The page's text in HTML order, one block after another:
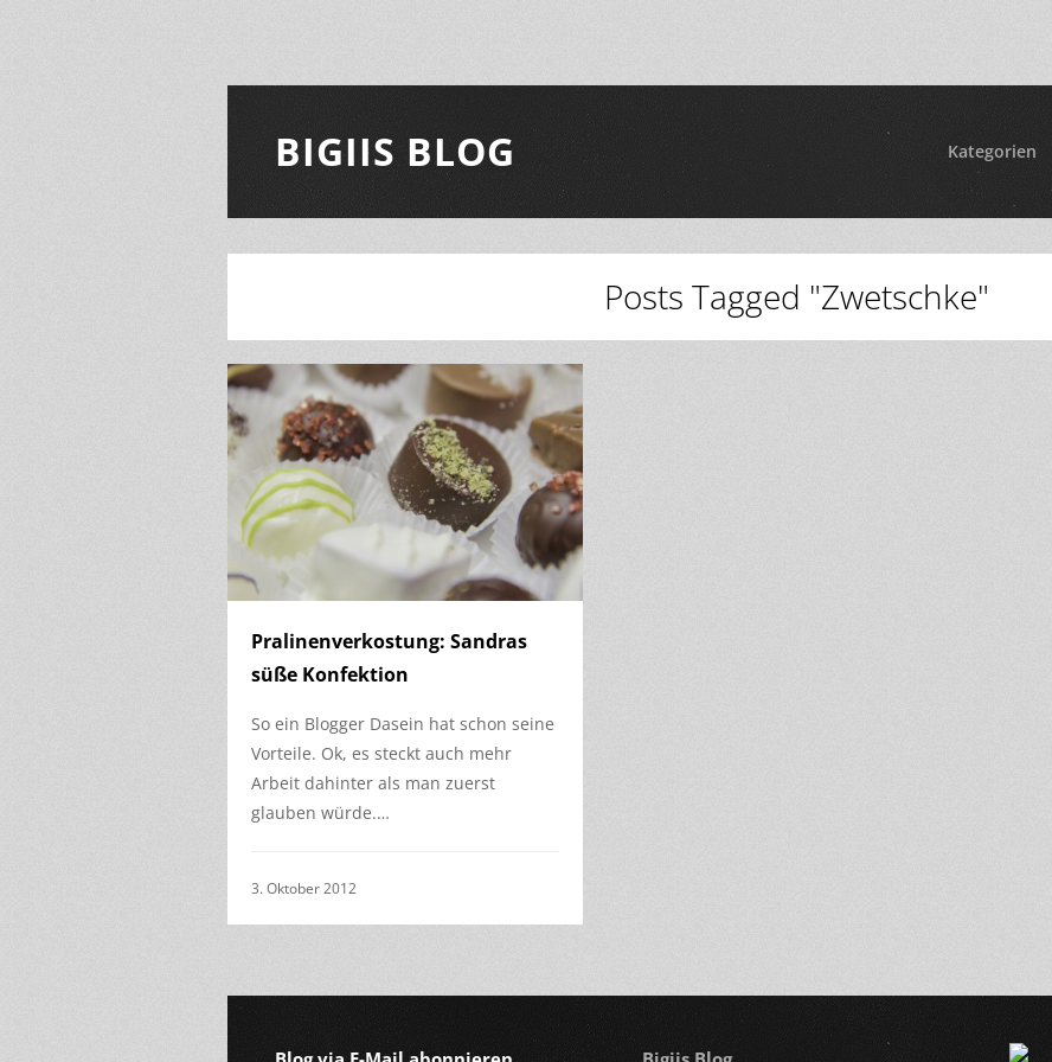
BIGIIS BLOG Kategorien
Posts Tagged "Zwetschke"
Pralinenverkostung: Sandras
süße Konfektion
So ein Blogger Dasein hat schon seine
Vorteile. Ok, es steckt auch mehr
Arbeit dahinter als man zuerst
glauben würde.…
3. Oktober 2012